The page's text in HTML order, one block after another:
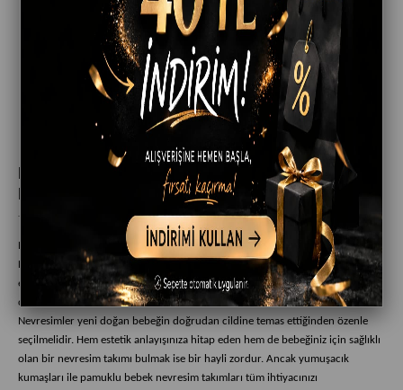
Bebek Nevresim Takımı Seçerken Nelere Dikkat
Edilmelidir?
Temmuz 01, 2021
Bebek bekleyen çiftlerin heyecanı hamileliği öğrendikleri ilk günden başlar.
Her anne bebeği için en iyisini ister. Bebek arabasından bebek bezine hiçbir
eşyası eksik olmasın diye çabalar. Bir yeni doğan alışverişinde üzerine en çok
düşünülmesi gereken şeylerden biri de bebek nevresim takımlarıdır.
Nevresimler yeni doğan bebeğin doğrudan cildine temas ettiğinden özenle
seçilmelidir. Hem estetik anlayışınıza hitap eden hem de bebeğiniz için sağlıklı
olan bir nevresim takımı bulmak ise bir hayli zordur. Ancak yumuşacık
kumaşları ile pamuklu bebek nevresim takımları tüm ihtiyacınızı